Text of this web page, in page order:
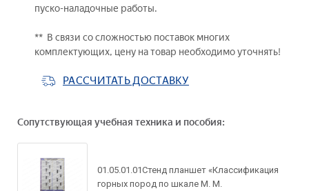
пуско-наладочные работы.
** В связи со сложностью поставок многих
комплектующих, цену на товар необходимо уточнять!
РАССЧИТАТЬ ДОСТАВКУ
Сопутствующая учебная техника и пособия:
01.05.01.01Стенд планшет «Классификация
горных пород по шкале М. М.